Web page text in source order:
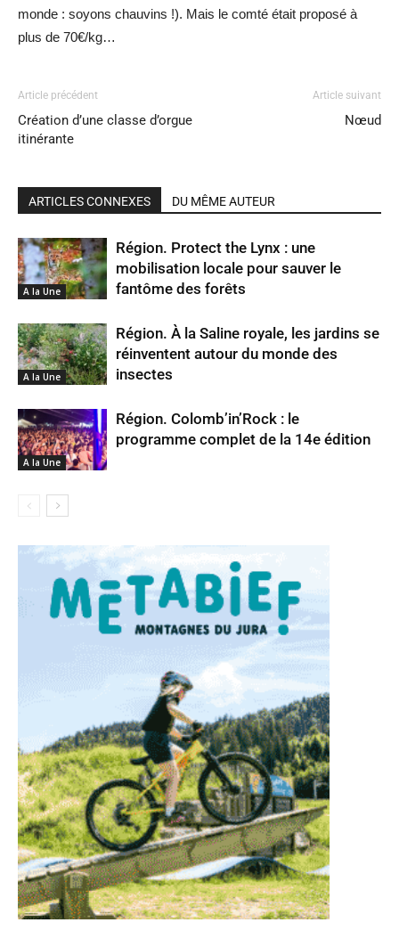
monde : soyons chauvins !). Mais le comté était proposé à
plus de 70€/kg…
Article précédent
Création d’une classe d’orgue
itinérante
Article suivant
Nœud
ARTICLES CONNEXES DU MÊME AUTEUR
A la Une
Région. Protect the Lynx : une
mobilisation locale pour sauver le
fantôme des forêts
A la Une
Région. À la Saline royale, les jardins se
réinventent autour du monde des
insectes
A la Une
Région. Colomb’in’Rock : le
programme complet de la 14e édition